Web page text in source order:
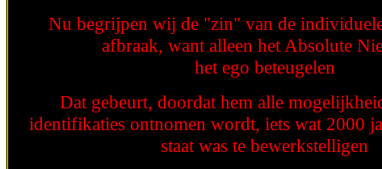
Nu begrijpen wij de "zin" van de
afbraak, want alleen het Absolute
het ego beteugelen
Dat gebeurt, doordat hem alle
identifikaties ontnomen wordt, iets wat 2000
staat was te bewerkstelligen